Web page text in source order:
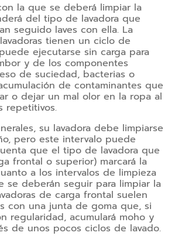
la que se deberá limpiar la
del tipo de lavadora que
seguido laves con ella. La
tienen un ciclo de
ejecutarse sin carga para
y de los componentes
de suciedad, bacterias o
de contaminantes que
o dejar un mal olor en la ropa al
repetitivos.
su lavadora debe limpiarse
pero este intervalo puede
que el tipo de lavadora que
frontal o superior) marcará la
a los intervalos de limpieza
se deberán seguir para limpiar la
de carga frontal suelen
con una junta de goma que, si
regularidad, acumulará moho y
de unos pocos ciclos de lavado.